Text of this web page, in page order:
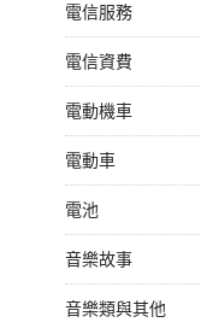
電信服務
電信資費
電動機車
電動車
電池
音樂故事
音樂類與其他